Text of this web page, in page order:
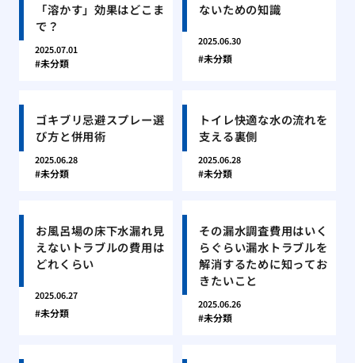
「溶かす」効果はどこま
で？
2025.07.01
未分類
ないための知識
2025.06.30
未分類
ゴキブリ忌避スプレー選
び方と併用術
2025.06.28
未分類
トイレ快適な水の流れを
支える裏側
2025.06.28
未分類
お風呂場の床下水漏れ見
えないトラブルの費用は
どれくらい
2025.06.27
未分類
その漏水調査費用はいく
らぐらい漏水トラブルを
解消するために知ってお
きたいこと
2025.06.26
未分類